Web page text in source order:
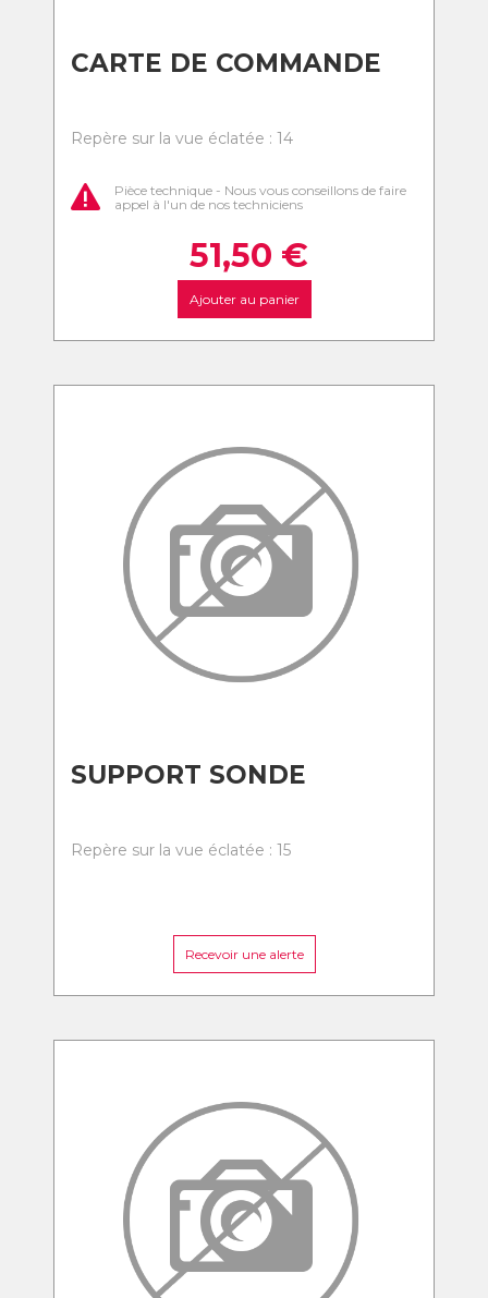
CARTE DE COMMANDE
Repère sur la vue éclatée : 14
Pièce technique - Nous vous conseillons de faire
appel à l'un de nos techniciens
51,50 €
Ajouter au panier
SUPPORT SONDE
Repère sur la vue éclatée : 15
Recevoir une alerte